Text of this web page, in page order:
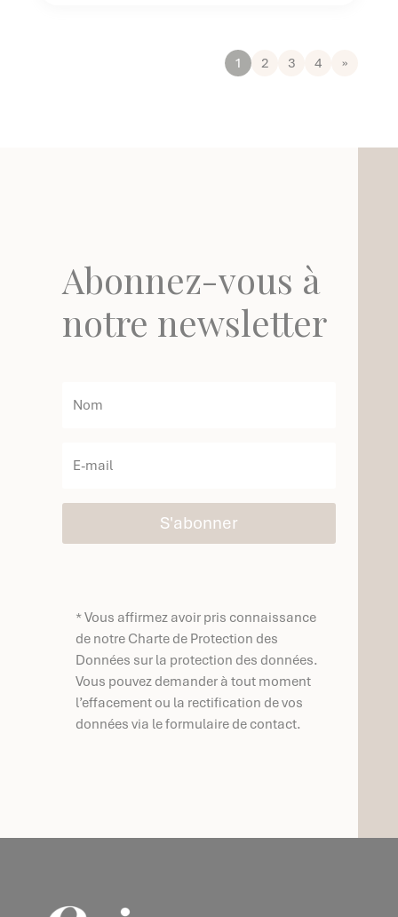
1 2 3 4 »
Abonnez-vous à
notre newsletter
S'abonner
* Vous affirmez avoir pris connaissance
de notre Charte de Protection des
Données sur la protection des données.
Vous pouvez demander à tout moment
l’effacement ou la rectification de vos
données via le formulaire de contact.